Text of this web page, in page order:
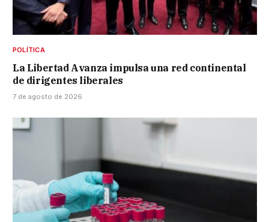
POLÍTICA
La Libertad Avanza impulsa una red continental
de dirigentes liberales
7 de agosto de 2026